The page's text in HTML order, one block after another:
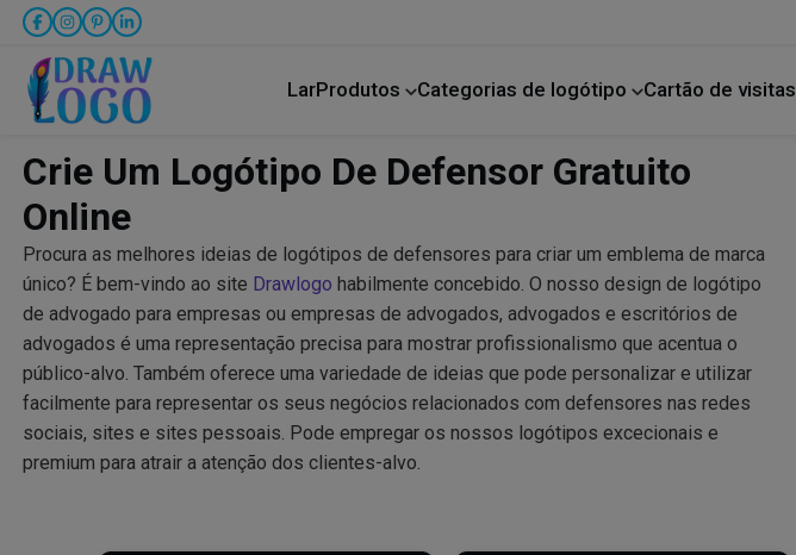
LarProdutos Categorias de logótipo Cartão de visitas
Crie Um Logótipo De Defensor Gratuito
Online
Procura as melhores ideias de logótipos de defensores para criar um emblema de marca
único? É bem-vindo ao site Drawlogo habilmente concebido. O nosso design de logótipo
de advogado para empresas ou empresas de advogados, advogados e escritórios de
advogados é uma representação precisa para mostrar profissionalismo que acentua o
público-alvo. Também oferece uma variedade de ideias que pode personalizar e utilizar
facilmente para representar os seus negócios relacionados com defensores nas redes
sociais, sites e sites pessoais. Pode empregar os nossos logótipos excecionais e
premium para atrair a atenção dos clientes-alvo.